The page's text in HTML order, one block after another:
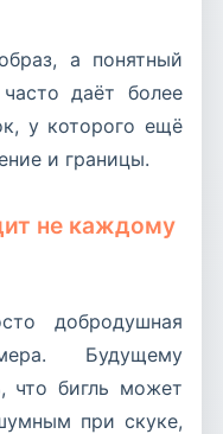
а понятный
даёт более
у которого ещё
и границы.
не каждому
добродушная
Будущему
что бигль может
при скуке,